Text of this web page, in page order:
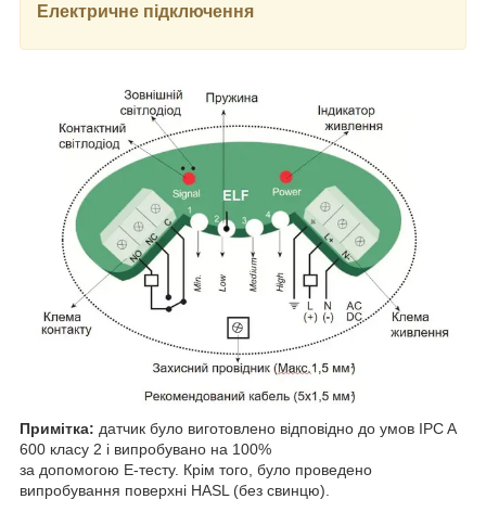
Електричне підключення
Примітка: датчик було виготовлено відповідно до умов IPC A
600 класу 2 і випробувано на 100%
за допомогою Е-тесту. Крім того, було проведено
випробування поверхні HASL (без свинцю).